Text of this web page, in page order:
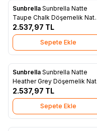
Yeni
Favorilere Ekle
Sunbrella Sunbrella Natte
Taupe Chalk Döşemelik Nat
10155
2.537,97 TL
Sepete Ekle
Yeni
Favorilere Ekle
Sunbrella Sunbrella Natte
Heather Grey Döşemelik Nat
10029
2.537,97 TL
Sepete Ekle